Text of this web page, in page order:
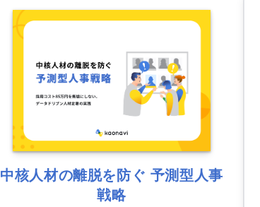
中核人材の離脱を防ぐ 予測型人事
戦略